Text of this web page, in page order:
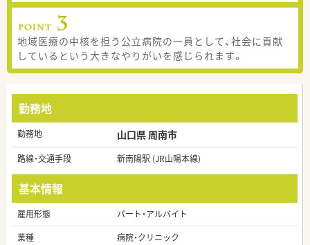
地域医療の中核を担う公立病院の一員として、社会に貢献
しているという大きなやりがいを感じられます。
勤務地
勤務地 山口県 周南市
路線・交通手段 新南陽駅 (JR山陽本線)
基本情報
雇用形態
パート・アルバイト
業種
病院・クリニック